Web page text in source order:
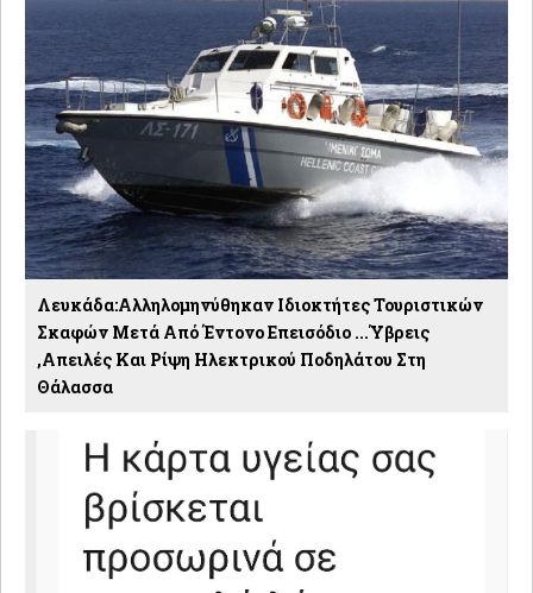
Λευκάδα:Αλληλομηνύθηκαν Ιδιοκτήτες Τουριστικών
Σκαφών Μετά Από Έντονο Επεισόδιο ...Ύβρεις
,απειλές Και Ρίψη Ηλεκτρικού Ποδηλάτου Στη
Θάλασσα